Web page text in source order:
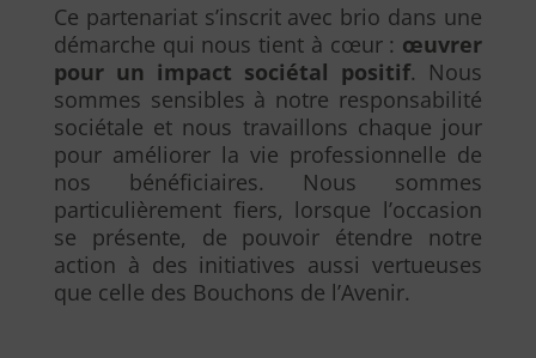
Ce partenariat s’inscrit avec brio dans une
démarche qui nous tient à cœur : œuvrer
pour un impact sociétal positif. Nous
sommes sensibles à notre responsabilité
sociétale et nous travaillons chaque jour
pour améliorer la vie professionnelle de
nos bénéficiaires. Nous sommes
particulièrement fiers, lorsque l’occasion
se présente, de pouvoir étendre notre
action à des initiatives aussi vertueuses
que celle des Bouchons de l’Avenir.